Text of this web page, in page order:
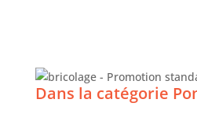
petites et
Dans la catégorie